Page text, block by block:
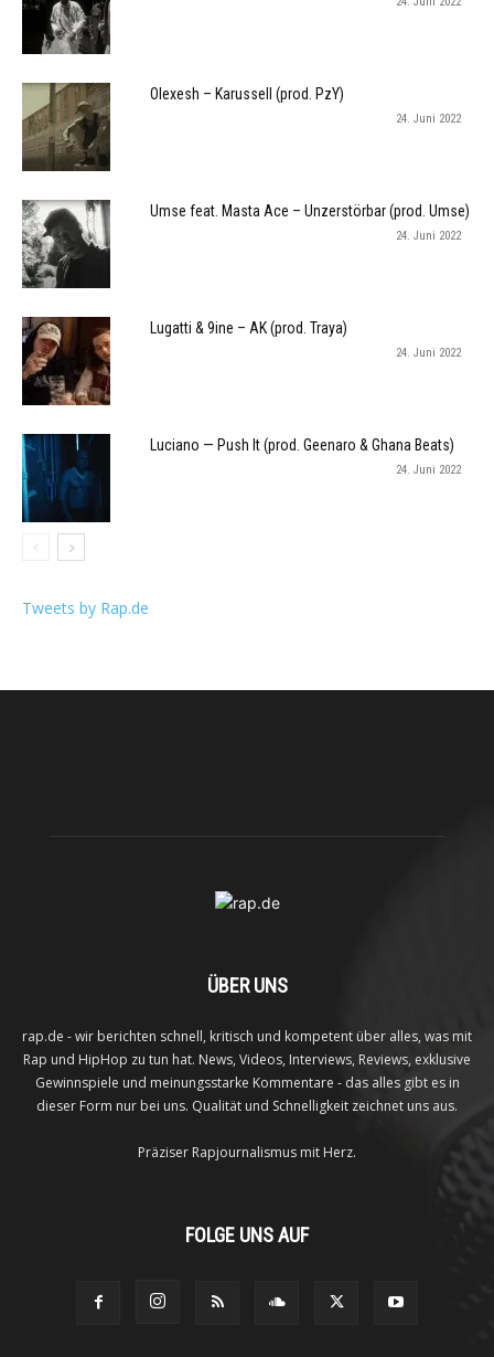
Olexesh – Karussell (prod. PzY)
24. Juni 2022
Umse feat. Masta Ace – Unzerstörbar (prod. Umse)
24. Juni 2022
Lugatti & 9ine – AK (prod. Traya)
24. Juni 2022
Luciano — Push It (prod. Geenaro & Ghana Beats)
24. Juni 2022
Tweets by Rap.de
ÜBER UNS
rap.de - wir berichten schnell, kritisch und kompetent über alles, was mit
Rap und HipHop zu tun hat. News, Videos, Interviews, Reviews, exklusive
Gewinnspiele und meinungsstarke Kommentare - das alles gibt es in
dieser Form nur bei uns. Qualität und Schnelligkeit zeichnet uns aus.
Präziser Rapjournalismus mit Herz.
FOLGE UNS AUF